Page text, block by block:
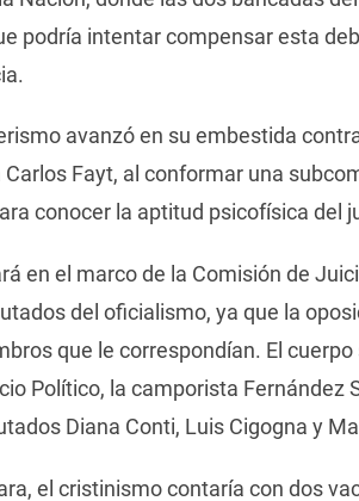
podría intentar compensar esta
avanzó en su embestida
Fayt, al conformar una
conocer la aptitud psicofísica del
en el marco de la Comisión de
del oficialismo, ya que la
que le correspondían. El
Político, la camporista Fernández
Diana Conti, Luis Cigogna y
el cristinismo contaría con dos